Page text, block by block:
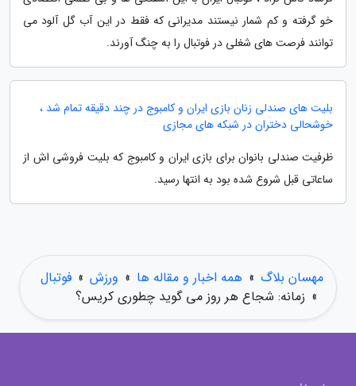
خو گرفته و کم شمار نیستند مدیرانی که فقط در این آب گل آلود می
توانند فرصت های شغلی در فوتبال را به چنگ آورند.
بلیت های صندلی زنان بازی ایران و کامبوج در چند دقیقه تمام شد ،
خوشحالی دختران در شبکه های مجازی
ظرفیت صندلی بانوان برای بازی ایران و کامبوج که بلیت فروشی اش از
ساعاتی قبل شروع شده بود به انتها رسید.
مهسان بلاگ » همه اخبار و مقاله ها » ورزش » فوتبال
» زمانه: شجاع هر روز می گوید چطوری کریس؟